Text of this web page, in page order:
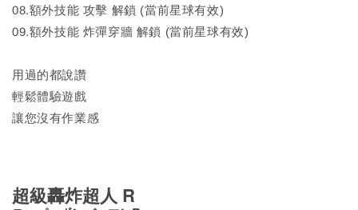
08.額外技能 攻擊 解鎖 (當前星球有效)
09.額外技能 炸彈穿牆 解鎖 (當前星球有效)
用過的都說讚
輕鬆體驗遊戲
讓您沒有作業感
超級轟炸超人 R